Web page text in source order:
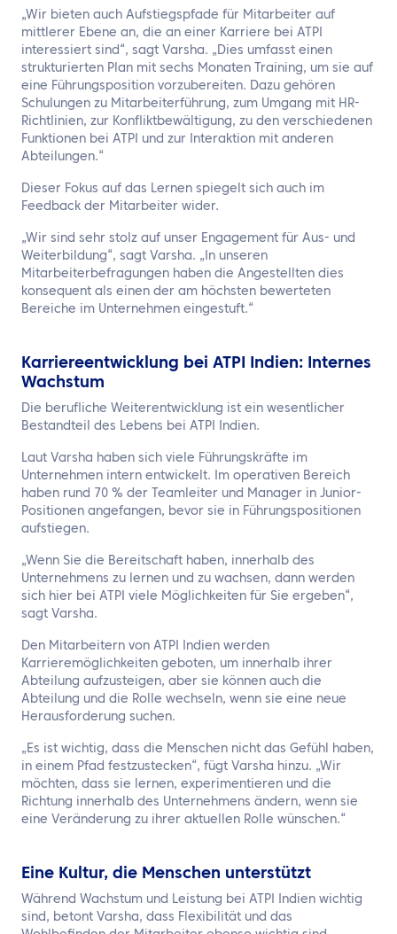
„Wir bieten auch Aufstiegspfade für Mitarbeiter auf
mittlerer Ebene an, die an einer Karriere bei ATPI
interessiert sind“, sagt Varsha. „Dies umfasst einen
strukturierten Plan mit sechs Monaten Training, um sie auf
eine Führungsposition vorzubereiten. Dazu gehören
Schulungen zu Mitarbeiterführung, zum Umgang mit HR-
Richtlinien, zur Konfliktbewältigung, zu den verschiedenen
Funktionen bei ATPI und zur Interaktion mit anderen
Abteilungen.“
Dieser Fokus auf das Lernen spiegelt sich auch im
Feedback der Mitarbeiter wider.
„Wir sind sehr stolz auf unser Engagement für Aus- und
Weiterbildung“, sagt Varsha. „In unseren
Mitarbeiterbefragungen haben die Angestellten dies
konsequent als einen der am höchsten bewerteten
Bereiche im Unternehmen eingestuft.“
Karriereentwicklung bei ATPI Indien: Internes
Wachstum
Die berufliche Weiterentwicklung ist ein wesentlicher
Bestandteil des Lebens bei ATPI Indien.
Laut Varsha haben sich viele Führungskräfte im
Unternehmen intern entwickelt. Im operativen Bereich
haben rund 70 % der Teamleiter und Manager in Junior-
Positionen angefangen, bevor sie in Führungspositionen
aufstiegen.
„Wenn Sie die Bereitschaft haben, innerhalb des
Unternehmens zu lernen und zu wachsen, dann werden
sich hier bei ATPI viele Möglichkeiten für Sie ergeben“,
sagt Varsha.
Den Mitarbeitern von ATPI Indien werden
Karrieremöglichkeiten geboten, um innerhalb ihrer
Abteilung aufzusteigen, aber sie können auch die
Abteilung und die Rolle wechseln, wenn sie eine neue
Herausforderung suchen.
„Es ist wichtig, dass die Menschen nicht das Gefühl haben,
in einem Pfad festzustecken“, fügt Varsha hinzu. „Wir
möchten, dass sie lernen, experimentieren und die
Richtung innerhalb des Unternehmens ändern, wenn sie
eine Veränderung zu ihrer aktuellen Rolle wünschen.“
Eine Kultur, die Menschen unterstützt
Während Wachstum und Leistung bei ATPI Indien wichtig
sind, betont Varsha, dass Flexibilität und das